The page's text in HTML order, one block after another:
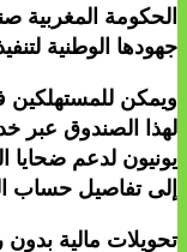
جهودها الوطنية
ويمكن للمستهلكين
لهذا الصندوق عبر
يونيون لدعم ضحايا
إلى تفاصيل حساب
تحويلات مالية